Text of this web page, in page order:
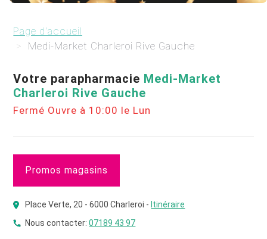
Page d'accueil
Medi-Market Charleroi Rive Gauche
Votre parapharmacie Medi-Market
Charleroi Rive Gauche
Fermé Ouvre à 10:00 le Lun
Promos magasins
Place Verte, 20 - 6000 Charleroi - Itinéraire
Nous contacter:07189 43 97